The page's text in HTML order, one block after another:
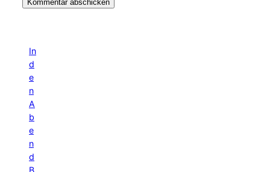
In
d
e
n
A
b
e
n
d
B